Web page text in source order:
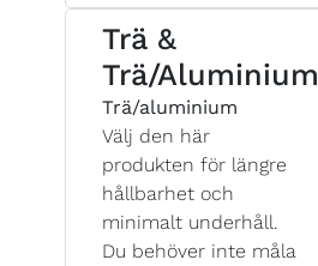
Trä &
Trä/Aluminium
Trä/aluminium
Välj den här
produkten för längre
hållbarhet och
minimalt underhåll.
Du behöver inte måla